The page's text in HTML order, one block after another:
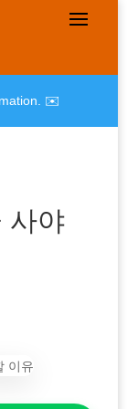
✉️
사야